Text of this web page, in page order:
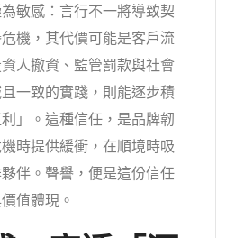
敏感：言行不一將導致契
機，其代價可能是客戶流
人撤資、監管罰款與社會
一致的實踐，則能逐步積
」。這種信任，是品牌韌
時提供緩衝，在順境時吸
伴。聲譽，便是這份信任
值體現。